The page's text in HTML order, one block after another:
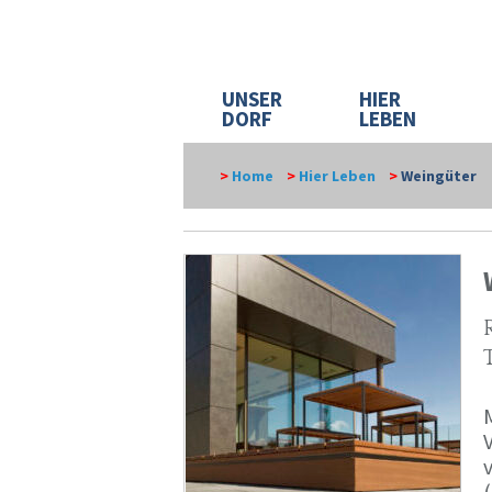
UNSER
DORF
HIER
LEBEN
> Home > Hier Leben >Weingüter